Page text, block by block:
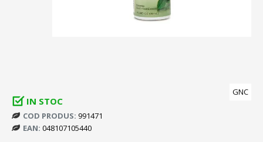
IN STOC
COD PRODUS: 991471
EAN: 048107105440
GNC